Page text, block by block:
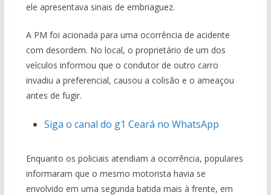
ele apresentava sinais de embriaguez.
A PM foi acionada para uma ocorrência de acidente
com desordem. No local, o proprietário de um dos
veículos informou que o condutor de outro carro
invadiu a preferencial, causou a colisão e o ameaçou
antes de fugir.
Siga o canal do g1 Ceará no WhatsApp
Enquanto os policiais atendiam a ocorrência, populares
informaram que o mesmo motorista havia se
envolvido em uma segunda batida mais à frente, em